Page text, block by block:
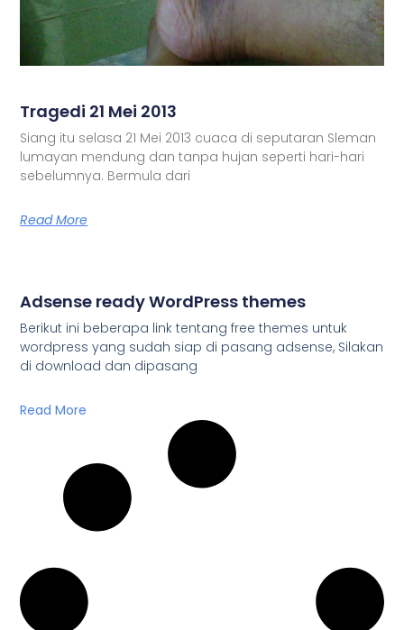
Tragedi 21 Mei 2013
Siang itu selasa 21 Mei 2013 cuaca di seputaran Sleman
lumayan mendung dan tanpa hujan seperti hari-hari
sebelumnya. Bermula dari
Read More
Adsense ready WordPress themes
Berikut ini beberapa link tentang free themes untuk
wordpress yang sudah siap di pasang adsense, Silakan
di download dan dipasang
Read More